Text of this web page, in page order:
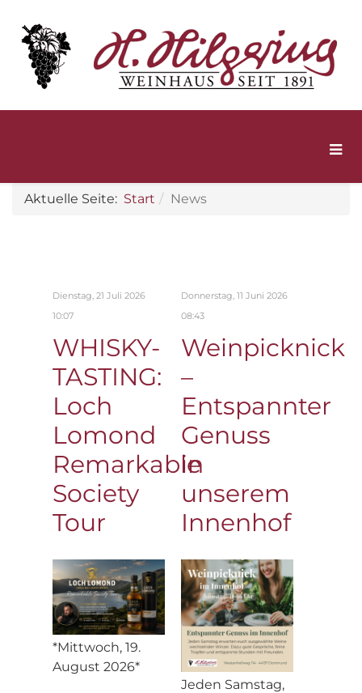
Aktuelle Seite: Start News
Dienstag, 21 Juli 2026
10:07
WHISKY-
TASTING:
Loch
Lomond
Remarkable
Society
Tour
*Mittwoch, 19.
August 2026*
Donnerstag, 11 Juni 2026
08:43
Weinpicknick
–
Entspannter
Genuss
in
unserem
Innenhof
Jeden Samstag,